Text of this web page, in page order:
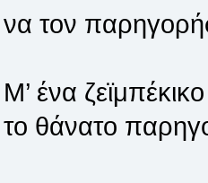
να τον
Μ’ ένα
το θάνατο